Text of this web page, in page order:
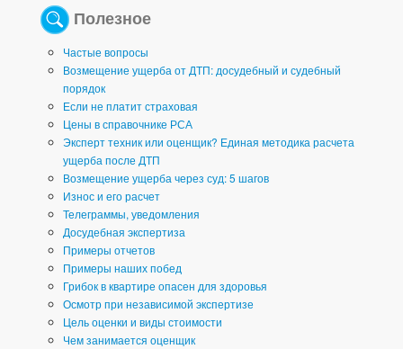
Полезное
Частые вопросы
Возмещение ущерба от ДТП: досудебный и судебный
порядок
Если не платит страховая
Цены в справочнике РСА
Эксперт техник или оценщик? Единая методика расчета
ущерба после ДТП
Возмещение ущерба через суд: 5 шагов
Износ и его расчет
Телеграммы, уведомления
Досудебная экспертиза
Примеры отчетов
Примеры наших побед
Грибок в квартире опасен для здоровья
Осмотр при независимой экспертизе
Цель оценки и виды стоимости
Чем занимается оценщик